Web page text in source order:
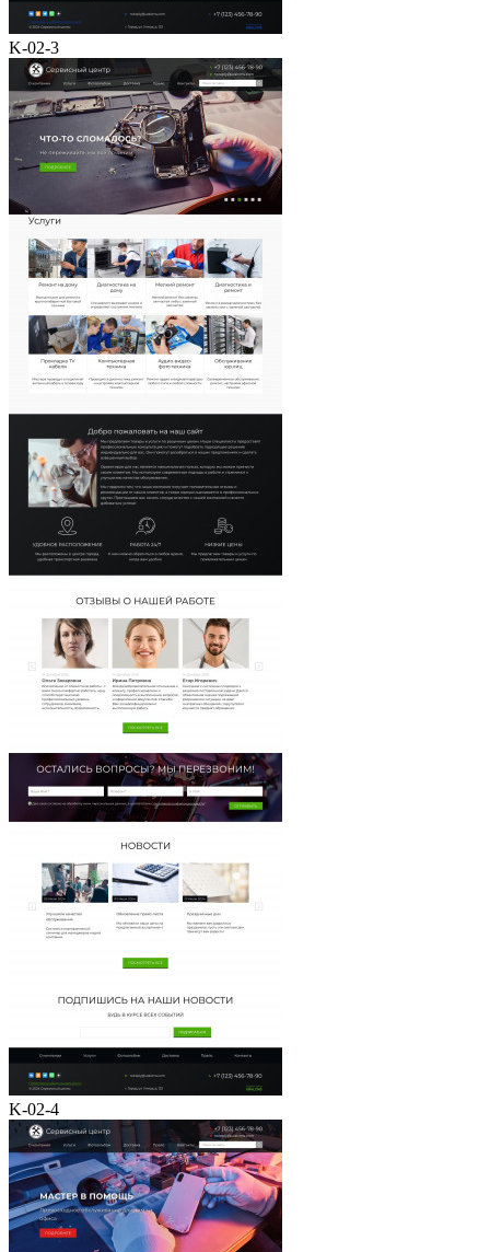
K-02-3
K-02-4